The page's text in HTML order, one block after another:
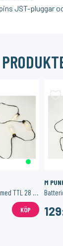
JST-pluggar
Batteridriven ljusslinga med TTL 28 SMD LED – IP44 med timerfunktion
KÖP
M